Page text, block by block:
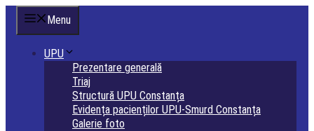
Sari
conținut
Menu
UPU
Prezentare generală
Triaj
Structură UPU Constanța
Evidența pacienților UPU-Smurd Constanța
Galerie foto